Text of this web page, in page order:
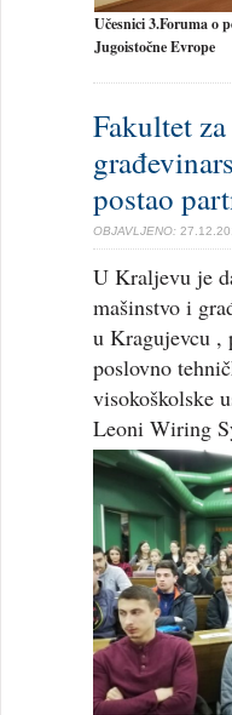
Učesnici 3.Foruma o
Jugoistočne Evrope
Fakultet
postao
OBJAVLJENO:
U Kraljevu je
mašinstvo i
u Kragujevcu ,
poslovno
visokoškolske
Leoni Wiring